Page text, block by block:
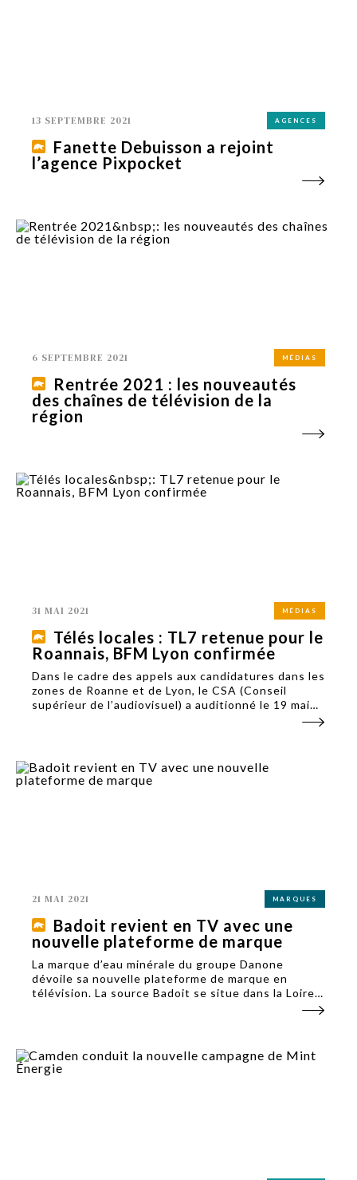
13 SEPTEMBRE 2021 AGENCES
Fanette Debuisson a rejoint
l’agence Pixpocket
6 SEPTEMBRE 2021 MÉDIAS
Rentrée 2021 : les nouveautés
des chaînes de télévision de la
région
31 MAI 2021 MÉDIAS
Télés locales : TL7 retenue pour le
Roannais, BFM Lyon confirmée
Dans le cadre des appels aux candidatures dans les
zones de Roanne et de Lyon, le CSA (Conseil
supérieur de l’audiovisuel) a auditionné le 19 mai
21 MAI 2021 MARQUES
Badoit revient en TV avec une
nouvelle plateforme de marque
La marque d’eau minérale du groupe Danone
dévoile sa nouvelle plateforme de marque en
télévision. La source Badoit se situe dans la Loire,